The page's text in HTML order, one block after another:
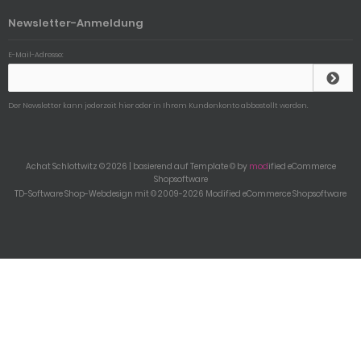
Newsletter-Anmeldung
E-Mail-Adresse:
Der Newsletter kann jederzeit hier oder in Ihrem Kundenkonto abbestellt werden.
Achat Schlottwitz © 2026 | basierend auf Template © by modified eCommerce
Shopsoftware
TD-Software Shop-Webdesign mit © 2009-2026 Modified eCommerce Shopsoftware